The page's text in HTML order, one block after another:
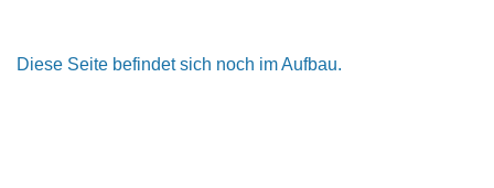
Diese Seite befindet sich noch im Aufbau.